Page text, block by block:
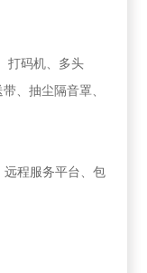
码机、多头
、抽尘隔音罩、
程服务平台、包